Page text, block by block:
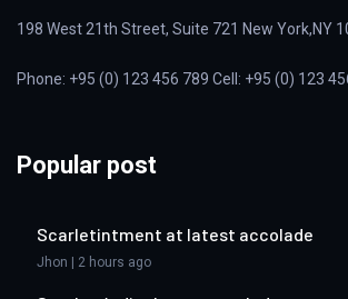
198 West 21th Street, Suite 721 New York,NY
Phone: +95 (0) 123 456 789 Cell: +95 (0) 123
Popular post
Scarletintment at latest accolade
Jhon | 2 hours ago